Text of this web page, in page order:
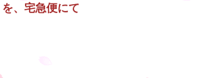
を、宅急便にて